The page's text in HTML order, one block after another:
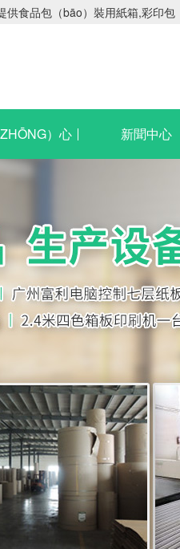
食品包（bāo）裝用紙箱,彩印
）心 新聞中心